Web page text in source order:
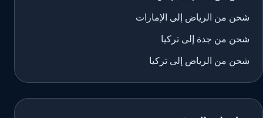
شحن من الرياض إلى الإمارات
شحن من جدة إلى تركيا
شحن من الرياض إلى تركيا